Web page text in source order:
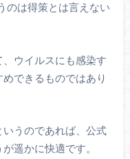
のは得策とは言えない
ウイルスにも感染す
できるものではあり
うのであれば、公式
遥かに快適です。